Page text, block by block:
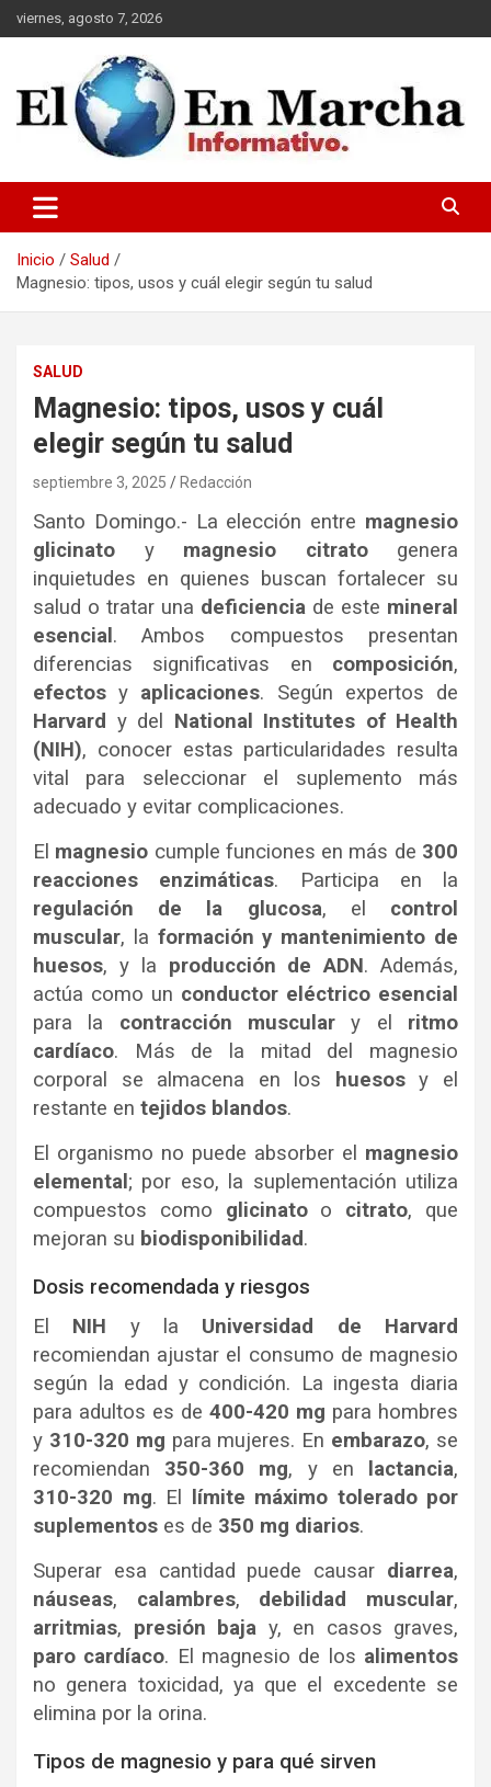
Saltar
al
viernes, agosto 7, 2026
elmundoenmarcha.net
Inicio
Salud
Magnesio: tipos, usos y cuál elegir según tu salud
SALUD
Magnesio: tipos, usos y cuál
elegir según tu salud
septiembre 3, 2025 Redacción
Santo Domingo.- La elección entre magnesio
glicinato y magnesio citratogenera
inquietudes en quienes buscan fortalecer su
salud o tratar una deficiencia de este mineral
esencial . Ambos compuestos presentan
diferencias significativas en composición,
efectos y aplicaciones. Según expertos de
Harvard y del National Institutes of Health
(NIH), conocer estas particularidades resulta
vital para seleccionar el suplemento más
adecuado y evitar complicaciones.
El magnesio cumple funciones en más de 300
reacciones enzimáticas. Participa en la
regulación de la glucosa, el control
muscular, la formación y mantenimiento de
huesos, y la producción de ADN. Además,
actúa como un conductor eléctrico esencial
para la contracción muscular y el ritmo
cardíaco. Más de la mitad del magnesio
corporal se almacena en los
huesosy el
restante en tejidos blandos.
El organismo no puede absorber el magnesio
elemental ; por eso, la suplementación utiliza
compuestos como glicinatoo citrato, que
mejoran su biodisponibilidad.
Dosis recomendada y riesgos
El NIH y la Universidad de Harvard
recomiendan ajustar el consumo de magnesio
según la edad y condición. La ingesta diaria
para adultos es de 400-420 mg para hombres
y 310-320 mg para mujeres. En embarazo, se
recomiendan 350-360 mg, y en lactancia,
310-320 mg. El
límite máximo tolerado por
suplementos es de 350 mg diarios.
Superar esa cantidad puede causar diarrea,
náuseas, calambres, debilidad muscular,
arritmias, presión baja y, en casos graves,
paro cardíaco. El magnesio de los alimentos
no genera toxicidad, ya que el excedente se
elimina por la orina.
Tipos de magnesio y para qué sirven